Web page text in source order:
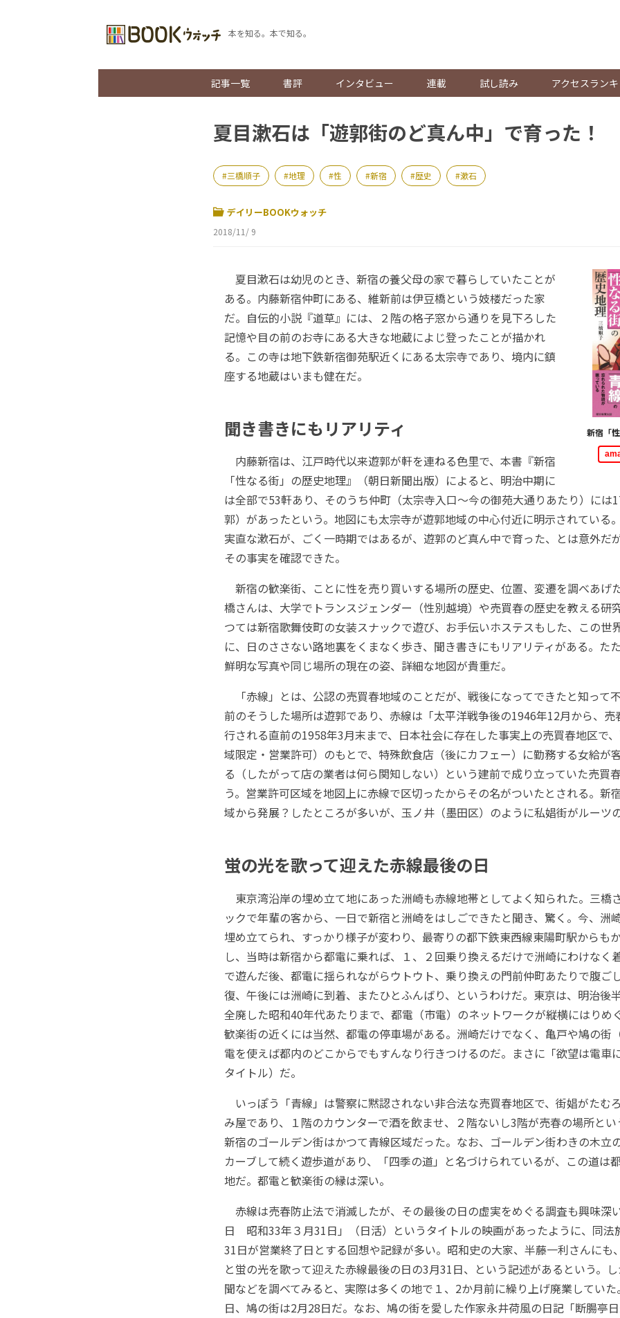
本を知る。本で知る。
記事一覧 書評 インタビュー 連載 試し読み アクセスラン
夏目漱石は「遊郭街のど真ん中」で育った！
三橋順子 地理 性 新宿 歴史 漱石
デイリーBOOKウォッチ
2018/11/ 9
新宿「
夏目漱石は幼児のとき、新宿の養父母の家で暮らしていたことが
ある。内藤新宿仲町にある、維新前は伊豆橋という妓楼だった家
だ。自伝的小説『道草』には、２階の格子窓から通りを見下ろした
記憶や目の前のお寺にある大きな地蔵によじ登ったことが描かれ
る。この寺は地下鉄新宿御苑駅近くにある太宗寺であり、境内に鎮
座する地蔵はいまも健在だ。
聞き書きにもリアリティ
内藤新宿は、江戸時代以来遊郭が軒を連ねる色里で、本書『新宿
「性なる街」の歴史地理』（朝日新聞出版）によると、明治中期に
は全部で53軒あり、そのうち仲町（太宗寺入口～今の御苑大通りあたり）には
郭）があったという。地図にも太宗寺が遊郭地域の中心付近に明示されている
実直な漱石が、ごく一時期ではあるが、遊郭のど真ん中で育った、とは意外だ
その事実を確認できた。
新宿の歓楽街、ことに性を売り買いする場所の歴史、位置、変遷を調べあげ
橋さんは、大学でトランスジェンダー（性別越境）や売買春の歴史を教える研
つては新宿歌舞伎町の女装スナックで遊び、お手伝いホステスもした、この世
に、日のささない路地裏をくまなく歩き、聞き書きにもリアリティがある。た
鮮明な写真や同じ場所の現在の姿、詳細な地図が貴重だ。
「赤線」とは、公認の売買春地域のことだが、戦後になってできたと知って
前のそうした場所は遊郭であり、赤線は「太平洋戦争後の1946年12月から、
行される直前の1958年3月末まで、日本社会に存在した事実上の売買春地区で
域限定・営業許可）のもとで、特殊飲食店（後にカフェー）に勤務する女給が
る（したがって店の業者は何ら関知しない）という建前で成り立っていた売買
う。営業許可区域を地図上に赤線で区切ったからその名がついたとされる。新
域から発展？したところが多いが、玉ノ井（墨田区）のように私娼街がルーツ
蛍の光を歌って迎えた赤線最後の日
東京湾沿岸の埋め立て地にあった洲崎も赤線地帯としてよく知られた。三橋
ックで年輩の客から、一日で新宿と洲崎をはしごできたと聞き、驚く。今、洲
埋め立てられ、すっかり様子が変わり、最寄りの都下鉄東西線東陽町駅からも
し、当時は新宿から都電に乗れば、１、２回乗り換えるだけで洲崎にわけなく
で遊んだ後、都電に揺られながらウトウト、乗り換えの門前仲町あたりで腹ご
復、午後には洲崎に到着、またひとふんばり、というわけだ。東京は、明治後
全廃した昭和40年代あたりまで、都電（市電）のネットワークが縦横にはりめ
歓楽街の近くには当然、都電の停車場がある。洲崎だけでなく、亀戸や鳩の街
電を使えば都内のどこからでもすんなり行きつけるのだ。まさに「欲望は電車
タイトル）だ。
いっぽう「青線」は警察に黙認されない非合法な売買春地区で、街娼がたむ
み屋であり、１階のカウンターで酒を飲ませ、２階ないし3階が売春の場所と
新宿のゴールデン街はかつて青線区域だった。なお、ゴールデン街わきの木立
カーブして続く遊歩道があり、「四季の道」と名づけられているが、この道は
地だ。都電と歓楽街の縁は深い。
赤線は売春防止法で消滅したが、その最後の日の虚実をめぐる調査も興味深
日 昭和33年３月31日」（日活）というタイトルの映画があったように、同法
31日が営業終了日とする回想や記録が多い。昭和史の大家、半藤一利さんにも
と蛍の光を歌って迎えた赤線最後の日の3月31日、という記述があるという。
聞などを調べてみると、実際は多くの地で１、2か月前に繰り上げ廃業してい
日、鳩の街は2月28日だ。なお、鳩の街を愛した作家永井荷風の日記「断腸亭